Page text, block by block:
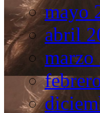
mayo
abril
marzo